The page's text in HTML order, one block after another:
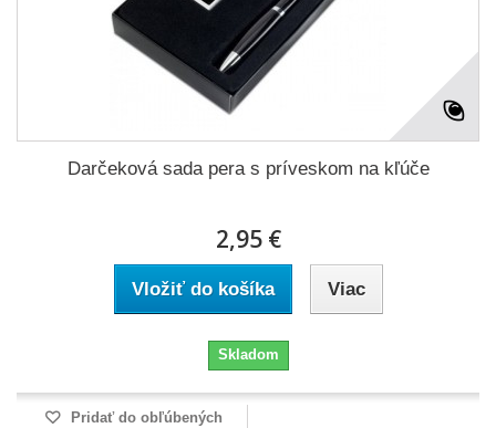
Darčeková sada pera s príveskom na kľúče
2,95 €
Vložiť do košíka Viac
Skladom
Pridať do obľúbených